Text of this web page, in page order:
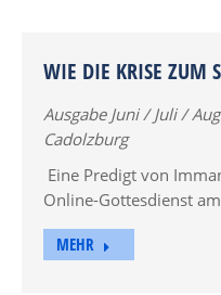
WIE DIE KRISE ZUM
Ausgabe Juni / Juli /
Cadolzburg
Eine Predigt von
Online-Gottesdienst
MEHR